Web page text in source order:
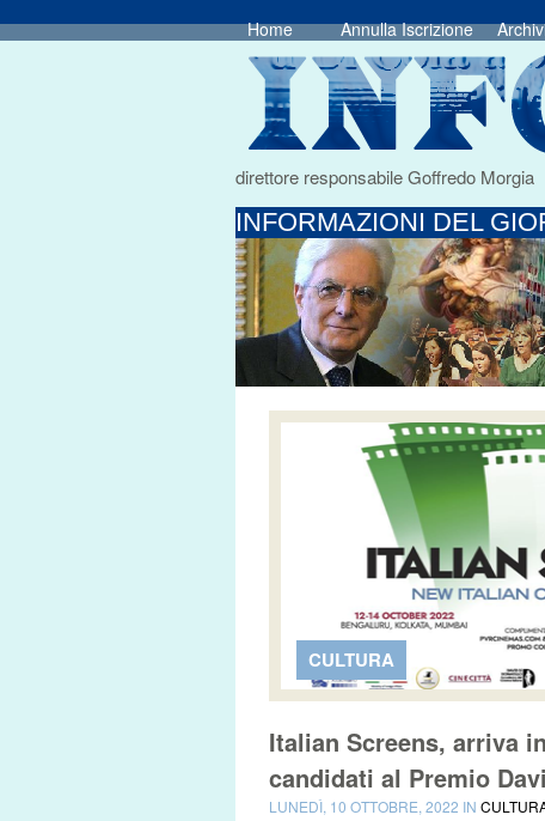
Home Annulla Iscrizione
direttore responsabile Goffredo Morgia
INFORMAZIONI DEL
CULTURA
Italian Screens, arriva
candidati al Premio
LUNEDÌ, 10 OTTOBRE, 2022 IN